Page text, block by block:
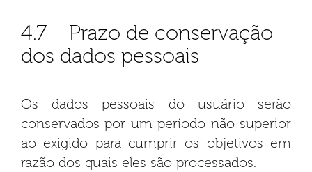
4.7 Prazo de conservação
dos dados pessoais
Os dados pessoais do usuário serão
conservados por um período não superior
ao exigido para cumprir os objetivos em
razão dos quais eles são processados.